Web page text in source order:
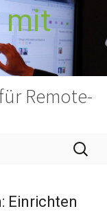
mit
Remote-
Suchen
nach:
Einrichten